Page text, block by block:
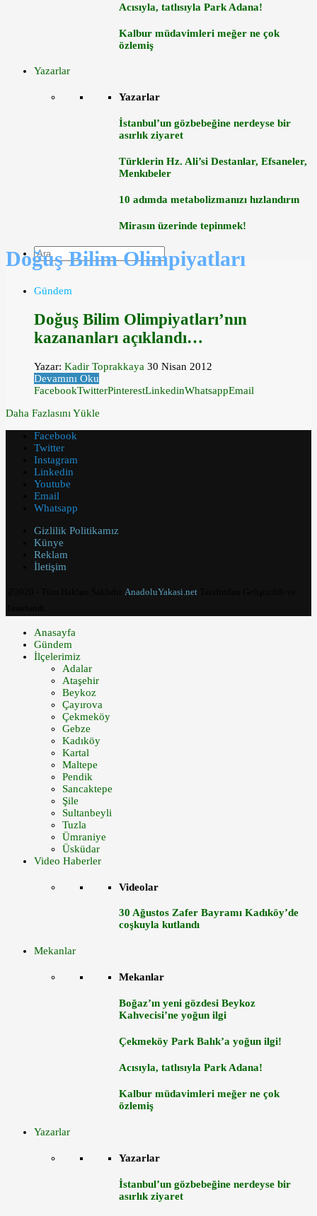
Acısıyla, tatlısıyla Park Adana!
Kalbur müdavimleri meğer ne çok
özlemiş
Yazarlar
Yazarlar
İstanbul’un gözbebeğine nerdeyse bir
asırlık ziyaret
Türklerin Hz. Ali’si Destanlar, Efsaneler,
Menkıbeler
10 adımda metabolizmanızı hızlandırın
Mirasın üzerinde tepinmek!
Doğuş Bilim Olimpiyatları
Gündem
Doğuş Bilim Olimpiyatları’nın
kazananları açıklandı…
Yazar: Kadir Toprakkaya 30 Nisan 2012
Devamını Oku
FacebookTwitterPinterestLinkedinWhatsappEmail
Daha Fazlasını Yükle
Facebook
Twitter
Instagram
Linkedin
Youtube
Email
Whatsapp
Gizlilik Politikamız
Künye
Reklam
İletişim
AnadoluYakasi.net
Anasayfa
Gündem
İlçelerimiz
Adalar
Ataşehir
Beykoz
Çayırova
Çekmeköy
Gebze
Kadıköy
Kartal
Maltepe
Pendik
Sancaktepe
Şile
Sultanbeyli
Tuzla
Ümraniye
Üsküdar
Video Haberler
Videolar
30 Ağustos Zafer Bayramı Kadıköy’de
coşkuyla kutlandı
Mekanlar
Mekanlar
Boğaz’ın yeni gözdesi Beykoz
Kahvecisi’ne yoğun ilgi
Çekmeköy Park Balık’a yoğun ilgi!
Acısıyla, tatlısıyla Park Adana!
Kalbur müdavimleri meğer ne çok
özlemiş
Yazarlar
Yazarlar
İstanbul’un gözbebeğine nerdeyse bir
asırlık ziyaret